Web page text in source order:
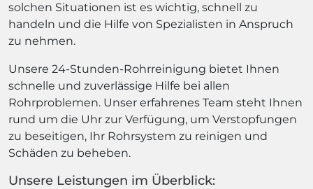
solchen Situationen ist es wichtig, schnell zu
handeln und die Hilfe von Spezialisten in Anspruch
zu nehmen.
Unsere 24-Stunden-Rohrreinigung bietet Ihnen
schnelle und zuverlässige Hilfe bei allen
Rohrproblemen. Unser erfahrenes Team steht Ihnen
rund um die Uhr zur Verfügung, um Verstopfungen
zu beseitigen, Ihr Rohrsystem zu reinigen und
Schäden zu beheben.
Unsere Leistungen im Überblick: